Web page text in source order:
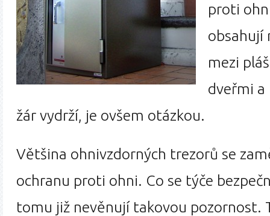
proti
obsahují
mezi
dveřmi a
žár vydrží, je ovšem otázkou.
Většina ohnivzdorných trezorů se
ochranu proti ohni. Co se týče
tomu již nevěnují takovou pozornost.